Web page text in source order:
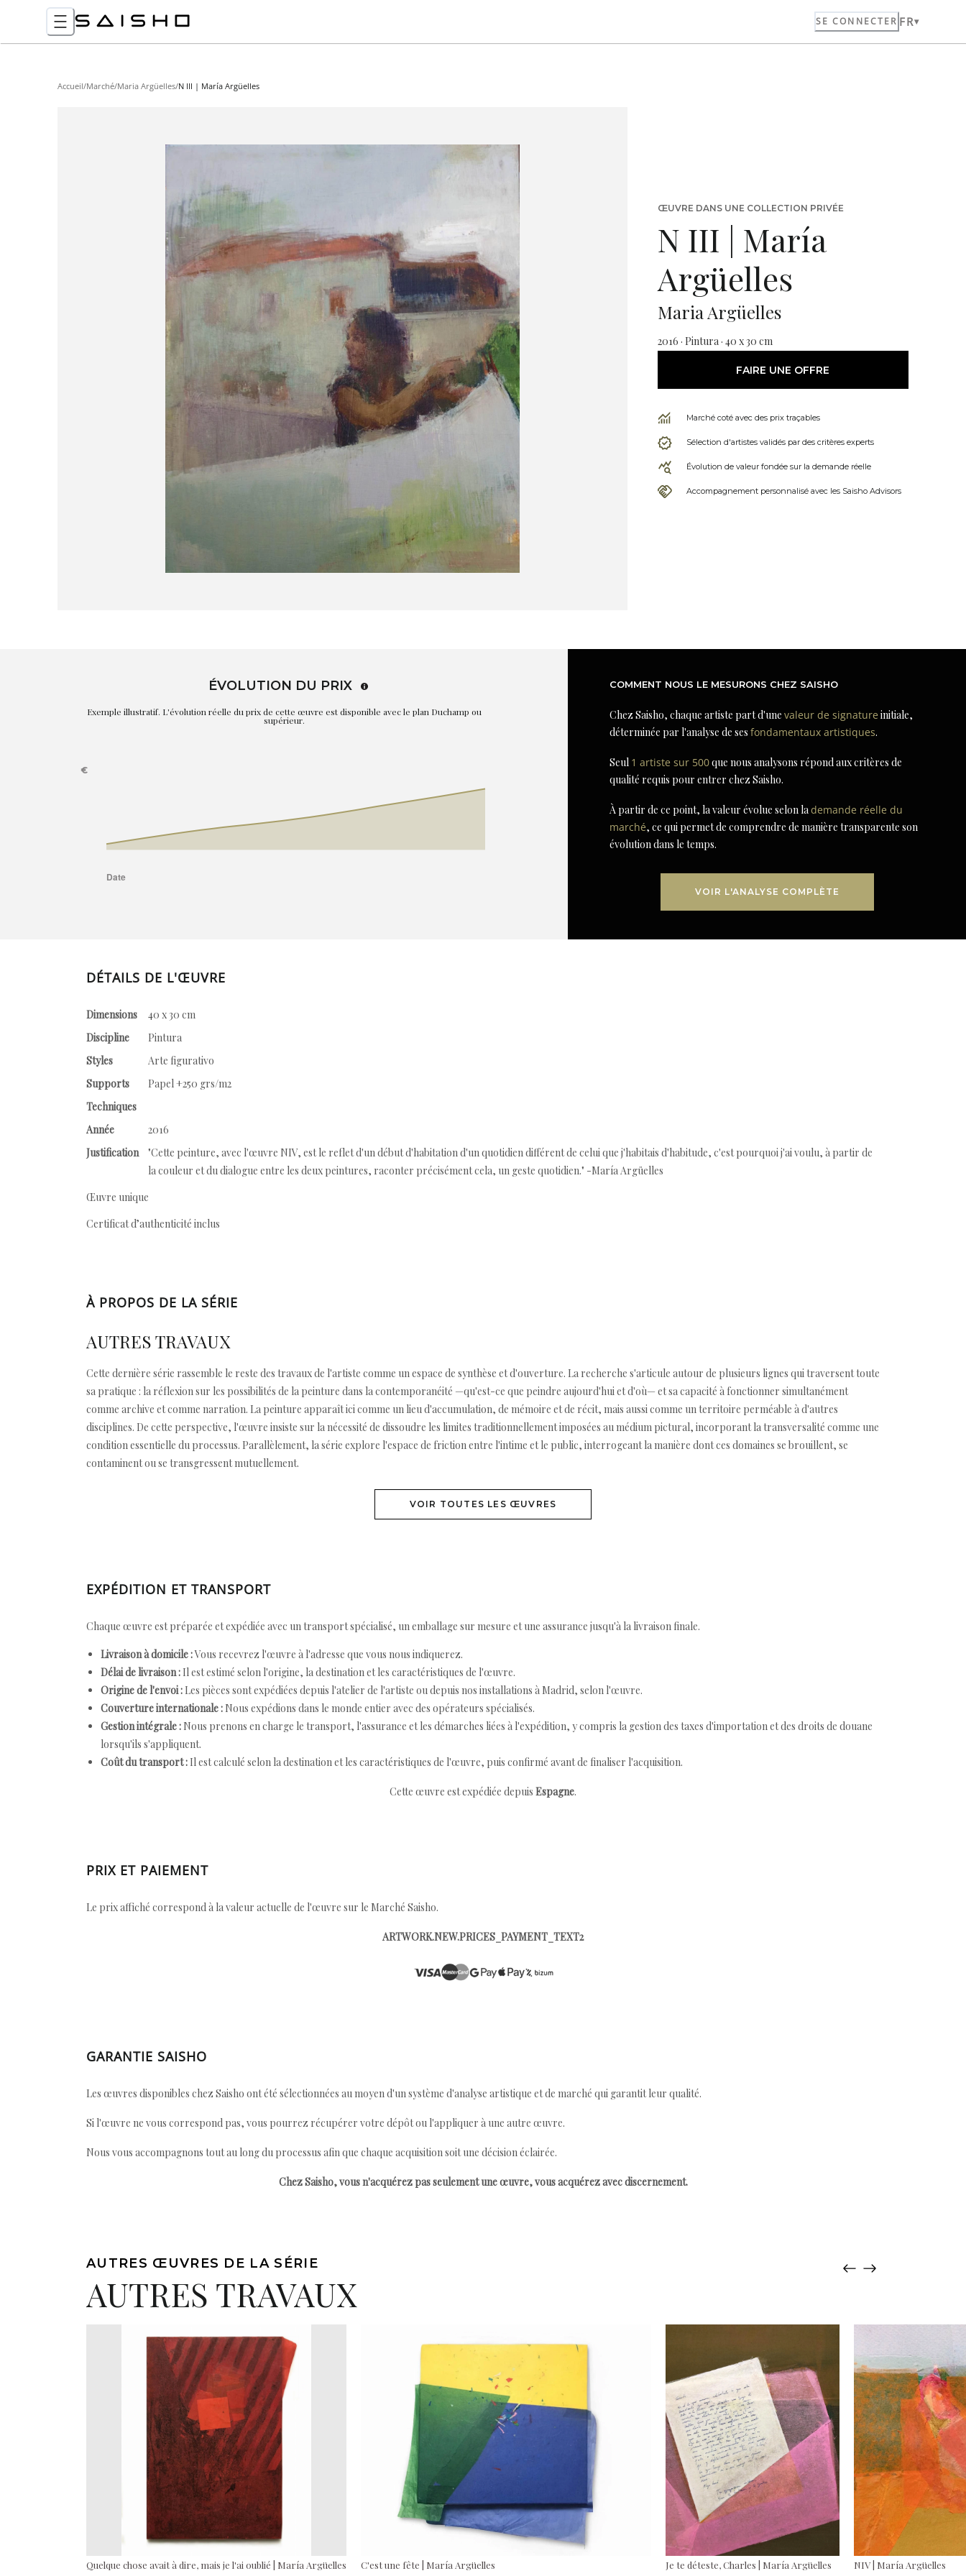
SE CONNECTER FR
Accueil/Marché/Maria Argüelles/N III | María Argüelles
ŒUVRE DANS UNE COLLECTION PRIVÉE
N III | María
Argüelles
Maria Argüelles
2016 · Pintura · 40 x 30 cm
FAIRE UNE OFFRE
Marché coté avec des prix traçables
Sélection d'artistes validés par des critères experts
Évolution de valeur fondée sur la demande réelle
Accompagnement personnalisé avec les Saisho Advisors
ÉVOLUTION DU PRIX
Exemple illustratif. L'évolution réelle du prix de cette œuvre est disponible avec le plan Duchamp ou
supérieur.
COMMENT NOUS LE MESURONS CHEZ SAISHO
Chez Saisho, chaque artiste part d'unevaleur de signature initiale,
déterminée par l'analyse de sesfondamentaux artistiques.
Seul 1 artiste sur 500que nous analysons répond aux critères de
qualité requis pour entrer chez Saisho.
À partir de ce point, la valeur évolue selon lademande réelle du
marché, ce qui permet de comprendre de manière transparente son
évolution dans le temps.
VOIR L'ANALYSE COMPLÈTE
DÉTAILS DE L'ŒUVRE
Dimensions
40 x 30 cm
Discipline
Pintura
Styles
Arte figurativo
Supports
Papel +250 grs/m2
Techniques
Année
2016
Justification
"Cette peinture, avec l'œuvre NIV, est le reflet d'un début d'habitation d'un quotidien différent de celui que j'habitais d'habitude, c'est pourquoi j'ai voulu, à partir de
la couleur et du dialogue entre les deux peintures, raconter précisément cela, un geste quotidien." -María Argüelles
Œuvre unique
Certificat d’authenticité inclus
À PROPOS DE LA SÉRIE
AUTRES TRAVAUX
Cette dernière série rassemble le reste des travaux de l'artiste comme un espace de synthèse et d'ouverture. La recherche s'articule autour de plusieurs lignes qui traversent toute
sa pratique : la réflexion sur les possibilités de la peinture dans la contemporanéité —qu'est-ce que peindre aujourd'hui et d'où— et sa capacité à fonctionner simultanément
comme archive et comme narration. La peinture apparaît ici comme un lieu d'accumulation, de mémoire et de récit, mais aussi comme un territoire perméable à d'autres
disciplines. De cette perspective, l'œuvre insiste sur la nécessité de dissoudre les limites traditionnellement imposées au médium pictural, incorporant la transversalité comme une
condition essentielle du processus. Parallèlement, la série explore l'espace de friction entre l'intime et le public, interrogeant la manière dont ces domaines se brouillent, se
contaminent ou se transgressent mutuellement.
VOIR TOUTES LES ŒUVRES
EXPÉDITION ET TRANSPORT
Chaque œuvre est préparée et expédiée avec un transport spécialisé, un emballage sur mesure et une assurance jusqu'à la livraison finale.
Livraison à domicile :Vous recevrez l'œuvre à l'adresse que vous nous indiquerez.
Délai de livraison : Il est estimé selon l'origine, la destination et les caractéristiques de l'œuvre.
Origine de l'envoi : Les pièces sont expédiées depuis l'atelier de l'artiste ou depuis nos installations à Madrid, selon l'œuvre.
Couverture internationale : Nous expédions dans le monde entier avec des opérateurs spécialisés.
Gestion intégrale : Nous prenons en charge le transport, l'assurance et les démarches liées à l'expédition, y compris la gestion des taxes d'importation et des droits de douane
lorsqu'ils s'appliquent.
Coût du transport : Il est calculé selon la destination et les caractéristiques de l'œuvre, puis confirmé avant de finaliser l'acquisition.
Cette œuvre est expédiée depuis Espagne.
PRIX ET PAIEMENT
Le prix affiché correspond à la valeur actuelle de l'œuvre sur le Marché Saisho.
ARTWORK.NEW.PRICES_PAYMENT_TEXT2
GARANTIE SAISHO
Les œuvres disponibles chez Saisho ont été sélectionnées au moyen d'un système d'analyse artistique et de marché qui garantit leur qualité.
Si l'œuvre ne vous correspond pas, vous pourrez récupérer votre dépôt ou l'appliquer à une autre œuvre.
Nous vous accompagnons tout au long du processus afin que chaque acquisition soit une décision éclairée.
Chez Saisho, vous n'acquérez pas seulement une œuvre, vous acquérez avec discernement.
AUTRES ŒUVRES DE LA SÉRIE
AUTRES TRAVAUX
Quelque chose avait à dire, mais je l'ai oublié | María Argüelles C'est une fête | María Argüelles Je te déteste, Charles | María Argüelles NIV | María Argüelles